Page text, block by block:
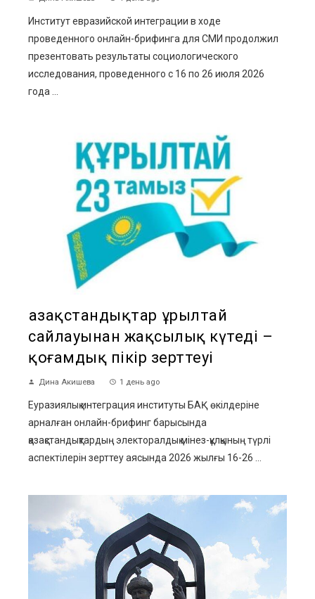
Институт евразийской интеграции в ходе
проведенного онлайн-брифинга для СМИ продолжил
презентовать результаты социологического
исследования, проведенного с 16 по 26 июля 2026
года ...
Қазақстандықтар Құрылтай
сайлауынан жақсылық күтеді –
қоғамдық пікір зерттеуі
Дина Акишева 1 день ago
Еуразиялық интеграция институты БАҚ өкілдеріне
арналған онлайн-брифинг барысында
қазақстандықтардың электоралдық мінез-құлқының түрлі
аспектілерін зерттеу аясында 2026 жылғы 16-26 ...